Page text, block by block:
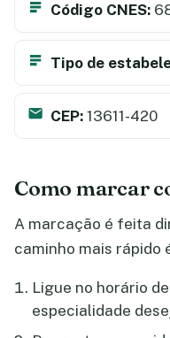
Código CNES:
Tipo de
CEP: 13611-420
Como marcar
A marcação é feita
caminho mais rápido
Ligue no horário
especialidade